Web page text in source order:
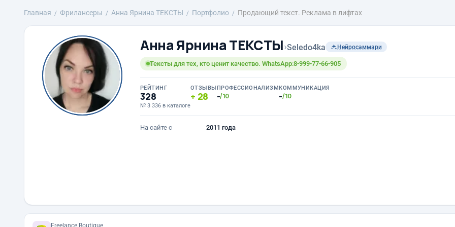
Главная Фрилансеры Анна Ярнина ТЕКСТЫ Портфолио Продающий текст. Реклама в лифтах
Анна Ярнина ТЕКСТЫ›Seledo4ka Нейросаммари
Тексты для тех, кто ценит качество. WhatsApp:8-999-77-66-905
РЕЙТИНГ
328
№ 3 336 в каталоге
ОТЗЫВЫ
28
ПРОФЕССИОНАЛИЗМ
-/10
КОММУНИКАЦИЯ
-/10
На сайте с 2011 года
Freelance.Boutique